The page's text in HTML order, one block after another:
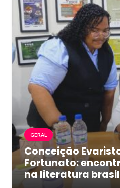
GERAL
Conceição
Fortunato:
na literatura